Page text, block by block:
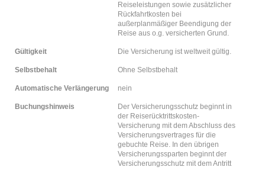
Reiseleistungen sowie zusätzlicher
Rückfahrtkosten bei
außerplanmäßiger Beendigung der
Reise aus o.g. versicherten Grund.
Gültigkeit Die Versicherung ist weltweit gültig.
Selbstbehalt Ohne Selbstbehalt
Automatische Verlängerung nein
Buchungshinweis
Der Versicherungsschutz beginnt in
der Reiserücktrittskosten-
Versicherung mit dem Abschluss des
Versicherungsvertrages für die
gebuchte Reise. In den übrigen
Versicherungssparten beginnt der
Versicherungsschutz mit dem Antritt